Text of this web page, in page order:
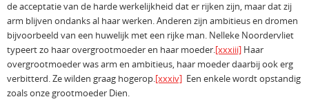
de acceptatie van de harde werkelijkheid dat er rijken zijn, maar dat zij
arm blijven ondanks al haar werken. Anderen zijn ambitieus en dromen
bijvoorbeeld van een huwelijk met een rijke man. Nelleke Noordervliet
typeert zo haar overgrootmoeder en haar moeder.[xxxiii] Haar
overgrootmoeder was arm en ambitieus, haar moeder daarbij ook erg
verbitterd. Ze wilden graag hogerop.[xxxiv] Een enkele wordt opstandig
zoals onze grootmoeder Dien.